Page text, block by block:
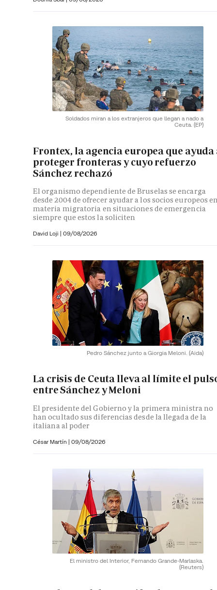
Soldados miran a los extranjeros que llegan a nado a
Ceuta. (EP)
Frontex, la agencia europea que ayuda
proteger fronteras y cuyo refuerzo
Sánchez rechazó
El organismo dependiente de Bruselas se encarga
desde 2004 de ofrecer ayudar a los socios europeos
materia migratoria en situaciones de emergencia
siempre que estos la soliciten
David Loji | 09/08/2026
Pedro Sánchez junto a Giorgia Meloni. (Aida)
La crisis de Ceuta lleva al límite el
entre Sánchez y Meloni
El presidente del Gobierno y la primera ministra no
han ocultado sus diferencias desde la llegada de la
italiana al poder
César Martín | 09/08/2026
El ministro del Interior, Fernando Grande-Marlaska.
(Reuters)